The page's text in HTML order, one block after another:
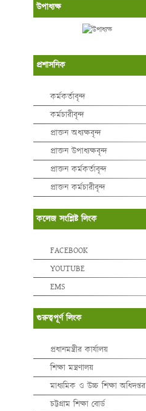
উপাধ্যক্ষ
প্রশাসনিক
কর্মকর্তাবৃন্দ
কর্মচারীবৃন্দ
প্রাক্তন অধ্যক্ষবৃন্দ
প্রাক্তন উপাধ্যক্ষবৃন্দ
প্রাক্তন কর্মকর্তাবৃন্দ
প্রাক্তন কর্মচারীবৃন্দ
কলেজ সংশ্লিষ্ট লিংক
FACEBOOK
YOUTUBE
EMS
গুরুত্বপূর্ণ লিংক
প্রধানমন্ত্রীর কার্যালয়
শিক্ষা মন্ত্রণালয়
মাধ্যমিক ও উচ্চ শিক্ষা অধিদপ্তর
চট্টগ্রাম শিক্ষা বোর্ড